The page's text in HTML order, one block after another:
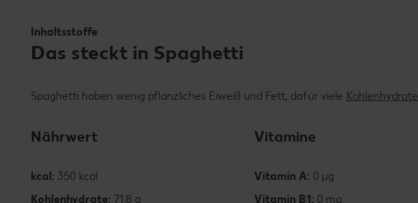
Inhaltsstoffe
Das steckt in Spaghetti
Spaghetti haben wenig pflanzliches Eiweiß und Fett, dafür viele Kohlenhydrate
Nährwert
kcal: 350 kcal
Kohlenhydrate: 71.8 g
Vitamine
Vitamin A: 0 µg
Vitamin B1: 0 mg